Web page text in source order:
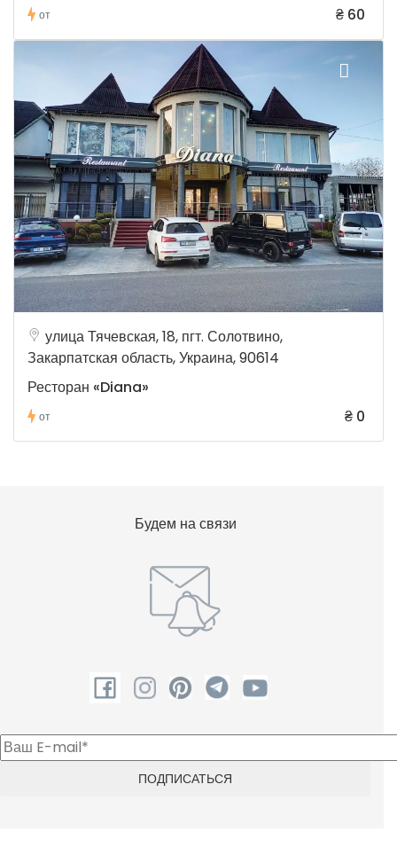
от ₴ 60
улица Тячевская, 18, пгт. Солотвино,
Закарпатская область, Украина, 90614
Ресторан «Diana»
от ₴ 0
Будем на связи